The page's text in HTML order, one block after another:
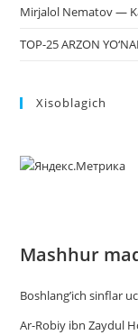
Mirjalol Nematov —
TOP-25 ARZON
Xisoblagich
Mashhur
Boshlang’ich sinflar
Ar-Robiy ibn Zaydul